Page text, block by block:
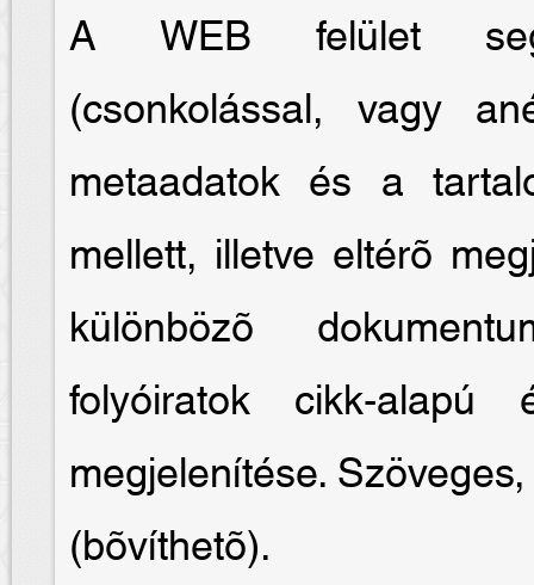
A WEB felület
(csonkolással, vagy
metaadatok és a
mellett, illetve eltérõ
különbözõ
folyóiratok cikk-alapú
megjelenítése.
(bõvíthetõ).